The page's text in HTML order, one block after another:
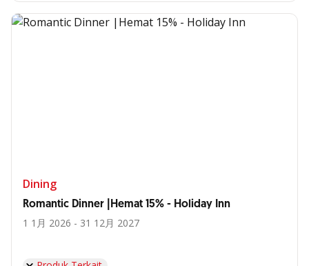
Dining
Romantic Dinner |Hemat 15% - Holiday Inn
1 1月 2026 - 31 12月 2027